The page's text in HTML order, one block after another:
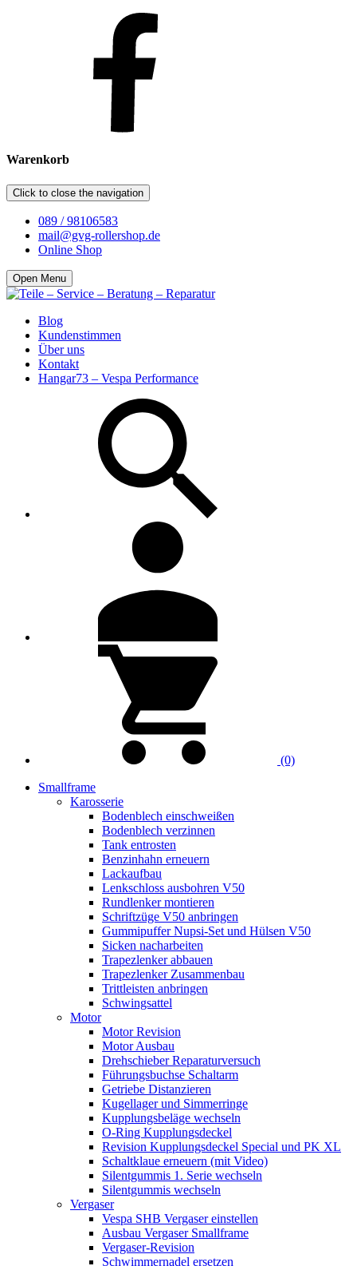
Warenkorb
Click to close the navigation
089 / 98106583
mail@gvg-rollershop.de
Online Shop
Open Menu
Blog
Kundenstimmen
Über uns
Kontakt
Hangar73 – Vespa Performance
(0)
Smallframe
Karosserie
Bodenblech einschweißen
Bodenblech verzinnen
Tank entrosten
Benzinhahn erneuern
Lackaufbau
Lenkschloss ausbohren V50
Rundlenker montieren
Schriftzüge V50 anbringen
Gummipuffer Nupsi-Set und Hülsen V50
Sicken nacharbeiten
Trapezlenker abbauen
Trapezlenker Zusammenbau
Trittleisten anbringen
Schwingsattel
Motor
Motor Revision
Motor Ausbau
Drehschieber Reparaturversuch
Führungsbuchse Schaltarm
Getriebe Distanzieren
Kugellager und Simmerringe
Kupplungsbeläge wechseln
O-Ring Kupplungsdeckel
Revision Kupplungsdeckel Special und PK XL
Schaltklaue erneuern (mit Video)
Silentgummis 1. Serie wechseln
Silentgummis wechseln
Vergaser
Vespa SHB Vergaser einstellen
Ausbau Vergaser Smallframe
Vergaser-Revision
Schwimmernadel ersetzen